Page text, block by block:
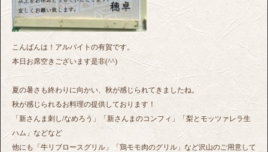
こんばんは！アルバイトの有賀です。
本日お席空きございます是非(^^)
夏の暑さも終わりに向かい、秋が感じられてきましたね。
秋が感じられるお料理の提供しております！
「新さんま刺し/なめろう」「新さんまのコンフィ」「梨とモッツァレラ生
ハム」などなど
他にも「牛リブロースグリル」「鶏モモ肉のグリル」など沢山のご用意して